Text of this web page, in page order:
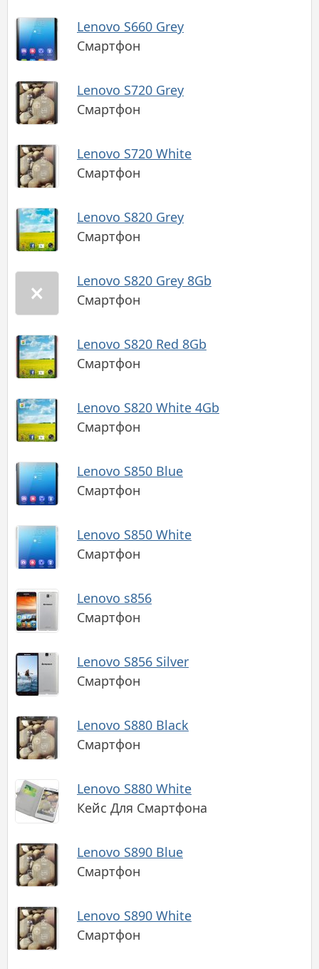
Lenovo S660 Grey
Смартфон
Lenovo S720 Grey
Смартфон
Lenovo S720 White
Смартфон
Lenovo S820 Grey
Смартфон
Lenovo S820 Grey 8Gb
Смартфон
Lenovo S820 Red 8Gb
Смартфон
Lenovo S820 White 4Gb
Смартфон
Lenovo S850 Blue
Смартфон
Lenovo S850 White
Смартфон
Lenovo s856
Смартфон
Lenovo S856 Silver
Смартфон
Lenovo S880 Black
Смартфон
Lenovo S880 White
Кейс Для Смартфона
Lenovo S890 Blue
Смартфон
Lenovo S890 White
Смартфон